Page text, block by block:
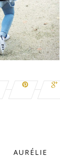
AURÉLIE